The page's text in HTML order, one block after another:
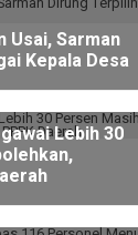
Usai, Sarman
Kepala Desa
Lebih 30